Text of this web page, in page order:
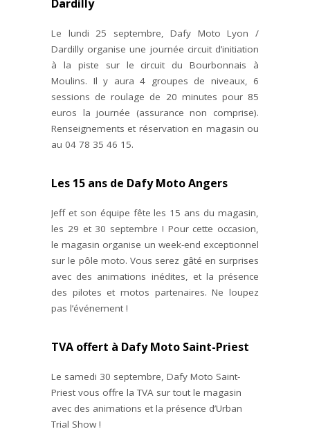
Dardilly
Le lundi 25 septembre, Dafy Moto Lyon /
Dardilly organise une journée circuit d’initiation
à la piste sur le circuit du Bourbonnais à
Moulins. Il y aura 4 groupes de niveaux, 6
sessions de roulage de 20 minutes pour 85
euros la journée (assurance non comprise).
Renseignements et réservation en magasin ou
au 04 78 35 46 15.
Les 15 ans de Dafy Moto Angers
Jeff et son équipe fête les 15 ans du magasin,
les 29 et 30 septembre ! Pour cette occasion,
le magasin organise un week-end exceptionnel
sur le pôle moto. Vous serez gâté en surprises
avec des animations inédites, et la présence
des pilotes et motos partenaires. Ne loupez
pas l’événement !
TVA offert à Dafy Moto Saint-Priest
Le samedi 30 septembre, Dafy Moto Saint-
Priest vous offre la TVA sur tout le magasin
avec des animations et la présence d’Urban
Trial Show !